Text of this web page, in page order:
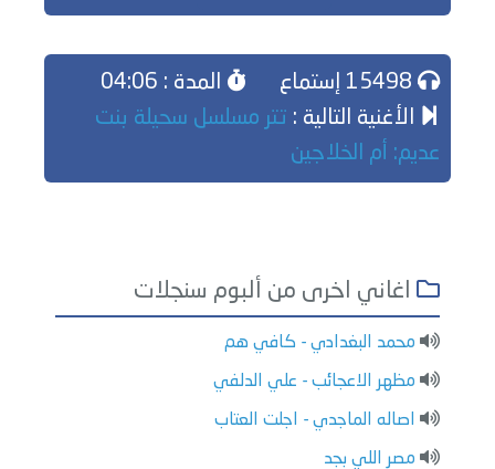
المدة : 04:06
الأغنية التالية : تتر مسلسل سحيلة بنت
عديم: أم الخلاجين
اغاني اخرى من ألبوم سنجلات
محمد البغدادي - كافي هم
مظهر الاعجائب - علي الدلفي
اصاله الماجدي - اجلت العتاب
مصر اللي بجد